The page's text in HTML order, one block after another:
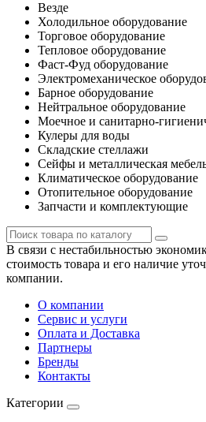
Везде
Холодильное оборудование
Торговое оборудование
Тепловое оборудование
Фаст-Фуд оборудование
Электромеханическое
Барное оборудование
Нейтральное оборудование
Моечное и санитарно-
Кулеры для воды
Складские стеллажи
Сейфы и металлическая
Климатическое оборудование
Отопительное оборудование
Запчасти и комплектующие
В связи с нестабильностью
стоимость товара и его наличие
компании.
О компании
Сервис и услуги
Оплата и Доставка
Партнеры
Бренды
Контакты
Категории